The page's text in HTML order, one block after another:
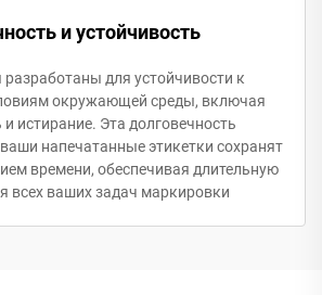
и устойчивость
для устойчивости к
окружающей среды, включая
истирание. Эта долговечность
напечатанные этикетки сохранят
времени, обеспечивая длительную
всех ваших задач маркировки